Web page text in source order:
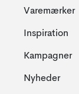
Varemærker
Inspiration
Kampagner
Nyheder